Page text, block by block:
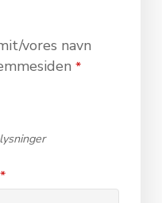
vores navn
*
*